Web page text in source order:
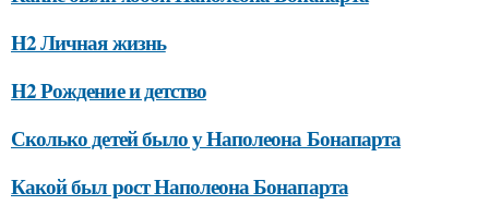
H2 Личная жизнь
H2 Рождение и детство
Сколько детей было у Наполеона Бонапарта
Какой был рост Наполеона Бонапарта